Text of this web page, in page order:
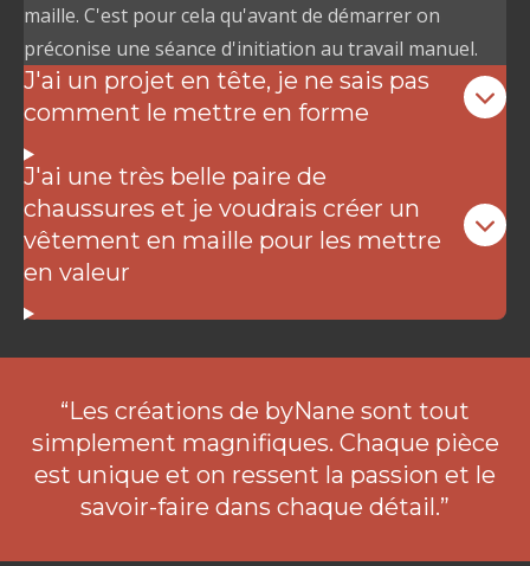
maille. C'est pour cela qu'avant de démarrer on
préconise une séance d'initiation au travail manuel.
J'ai un projet en tête, je ne sais pas
comment le mettre en forme
J'ai une très belle paire de
chaussures et je voudrais créer un
vêtement en maille pour les mettre
en valeur
“Les créations de byNane sont tout
simplement magnifiques. Chaque pièce
est unique et on ressent la passion et le
savoir-faire dans chaque détail.”